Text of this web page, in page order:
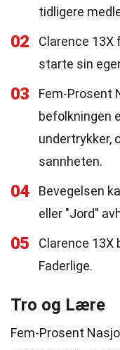
tidligere
02
Clarence 13X
starte sin
03
Fem-Prosent
befolkningen
undertrykker,
sannheten.
04
Bevegelsen
eller "Jord"
05
Clarence 13X
Faderlige.
Tro og Lære
Fem-Prosent